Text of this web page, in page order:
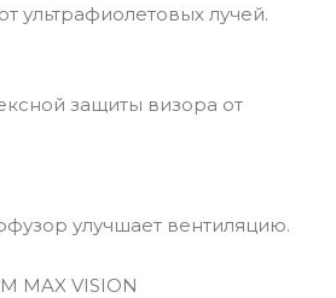
ультрафиолетовых лучей.
защиты визора от
улучшает вентиляцию.
MAX VISION